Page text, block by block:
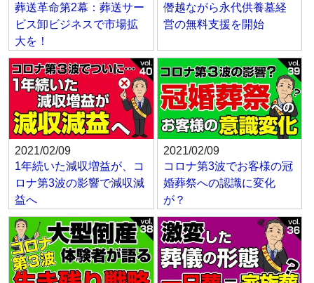
葬送革命第2幕：葬送サー
ビス卸ビジネスで市場拡
大を！
僭越ながら永代供養墓経
営の無料支援を開始
2021/02/09
1年続いた減収増益が、コ
ロナ第3波の影響で減収減
益へ
2021/02/09
コロナ第3波でお客様の冠
婚葬祭への認識に変化
が？